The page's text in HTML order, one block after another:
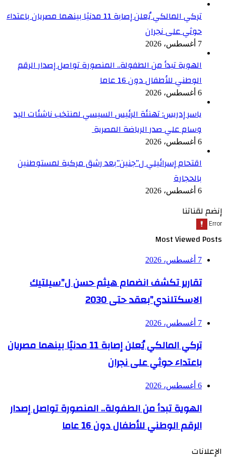
تركي المالكي يُعلن إصابة 11 مدنيًا بينهما مصريان باعتداء
حوثي على نجران
7 أغسطس، 2026
الهوية تبدأ من الطفولة.. المنصورة تواصل إصدار الرقم
الوطني للأطفال دون 16 عاما
6 أغسطس، 2026
ياسر إدريس: تهنئة الرئيس السيسي لمنتخب ناشئات اليد
وسام علي صدر الرياضة المصرية
6 أغسطس، 2026
اقتحام إسرائيلي ل”جنين”بعد رشق مركبة لمستوطنين
بالحجارة
6 أغسطس، 2026
إنضم لقناتنا
Most Viewed Posts
7 أغسطس، 2026
تقارير تكشف انضمام هيثم حسن ل”سيلتيك
الاسكتلندي”بعقد حتى 2030
7 أغسطس، 2026
تركي المالكي يُعلن إصابة 11 مدنيًا بينهما مصريان
باعتداء حوثي على نجران
6 أغسطس، 2026
الهوية تبدأ من الطفولة.. المنصورة تواصل إصدار
الرقم الوطني للأطفال دون 16 عاما
الإعلانات